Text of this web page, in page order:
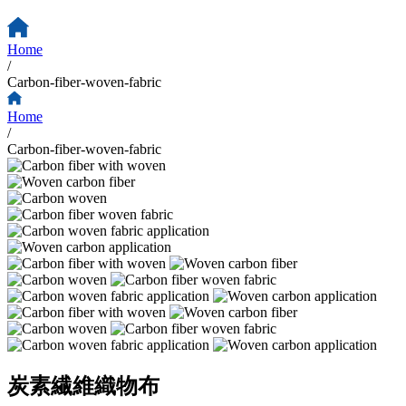
Home
/
Carbon-fiber-woven-fabric
Home
/
Carbon-fiber-woven-fabric
炭素繊維織物布